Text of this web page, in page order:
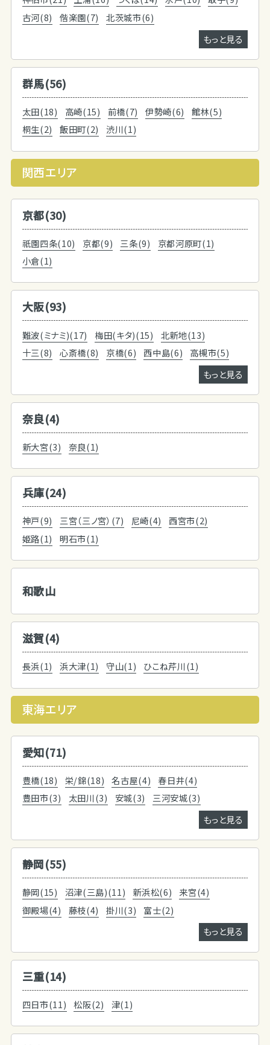
古河(8)
偕楽園(7)
北茨城市(6)
もっと見る
群馬(56)
太田(18) 高崎(15) 前橋(7) 伊勢崎(6)
館林(5)
桐生(2)
飯田町(2) 渋川(1)
関西エリア
京都(30)
祇園四条(10) 京都(9) 三条(9)
京都河原町(1)
小倉(1)
大阪(93)
難波(ミナミ)(17) 梅田(キタ)(15)
北新地(13)
十三(8)
心斎橋(8) 京橋(6) 西中島(6)
高槻市(5)
もっと見る
奈良(4)
新大宮(3) 奈良(1)
兵庫(24)
神戸(9) 三宮（三ノ宮）(7) 尼崎(4)
西宮市(2)
姫路(1)
明石市(1)
和歌山
滋賀(4)
長浜(1) 浜大津(1) 守山(1) ひこね芹川(1)
東海エリア
愛知(71)
豊橋(18) 栄/錦(18) 名古屋(4)
春日井(4)
豊田市(3)
太田川(3) 安城(3)
三河安城(3)
もっと見る
静岡(55)
静岡(15) 沼津(三島)(11) 新浜松(6)
来宮(4)
御殿場(4)
藤枝(4) 掛川(3)
富士(2)
もっと見る
三重(14)
四日市(11) 松阪(2) 津(1)